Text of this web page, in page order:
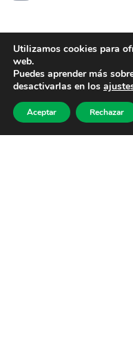
Utilizamos cookies para
web.
Puedes aprender más
desactivarlas en los
Aceptar Rechazar